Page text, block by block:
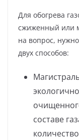
Для обогрева
сжиженный или
на вопрос,
двух способов:
составе